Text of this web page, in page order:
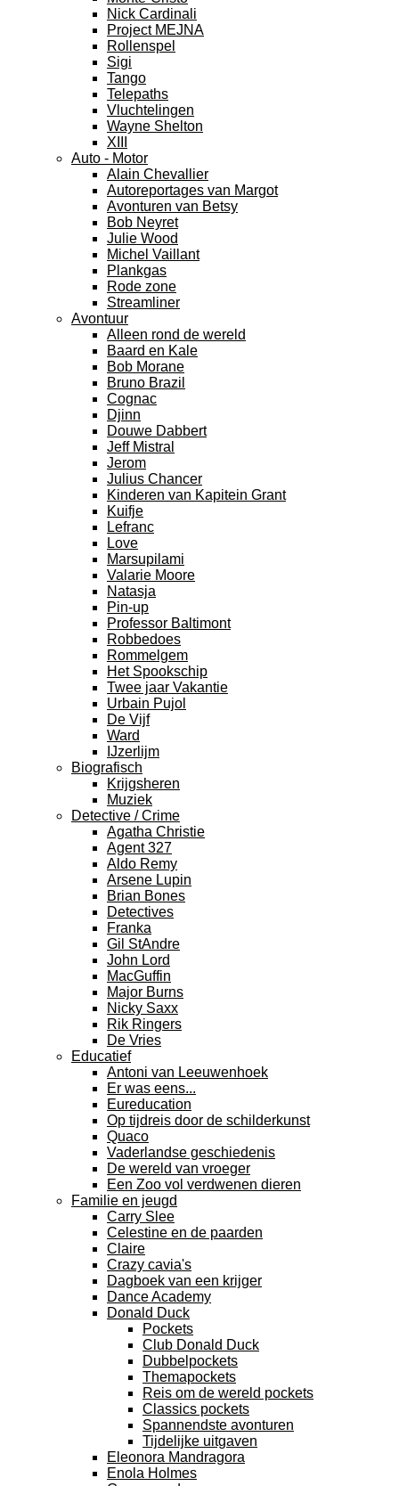
Nick Cardinali
Project MEJNA
Rollenspel
Sigi
Tango
Telepaths
Vluchtelingen
Wayne Shelton
XIII
Auto - Motor
Alain Chevallier
Autoreportages van Margot
Avonturen van Betsy
Bob Neyret
Julie Wood
Michel Vaillant
Plankgas
Rode zone
Streamliner
Avontuur
Alleen rond de wereld
Baard en Kale
Bob Morane
Bruno Brazil
Cognac
Djinn
Douwe Dabbert
Jeff Mistral
Jerom
Julius Chancer
Kinderen van Kapitein Grant
Kuifje
Lefranc
Love
Marsupilami
Valarie Moore
Natasja
Pin-up
Professor Baltimont
Robbedoes
Rommelgem
Het Spookschip
Twee jaar Vakantie
Urbain Pujol
De Vijf
Ward
IJzerlijm
Biografisch
Krijgsheren
Muziek
Detective / Crime
Agatha Christie
Agent 327
Aldo Remy
Arsene Lupin
Brian Bones
Detectives
Franka
Gil StAndre
John Lord
MacGuffin
Major Burns
Nicky Saxx
Rik Ringers
De Vries
Educatief
Antoni van Leeuwenhoek
Er was eens...
Eureducation
Op tijdreis door de schilderkunst
Quaco
Vaderlandse geschiedenis
De wereld van vroeger
Een Zoo vol verdwenen dieren
Familie en jeugd
Carry Slee
Celestine en de paarden
Claire
Crazy cavia's
Dagboek van een krijger
Dance Academy
Donald Duck
Pockets
Club Donald Duck
Dubbelpockets
Themapockets
Reis om de wereld pockets
Classics pockets
Spannendste avonturen
Tijdelijke uitgaven
Eleonora Mandragora
Enola Holmes